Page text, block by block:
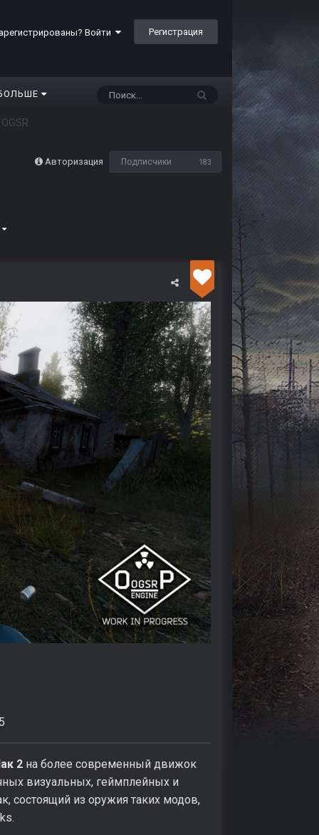
Войти Регистрация
Авторизация Подписчики 183
2 на более современный движок
визуальных, геймплейных и
состоящий из оружия таких модов,